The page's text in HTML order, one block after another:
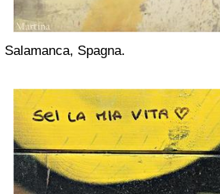
Salamanca, Spagna.